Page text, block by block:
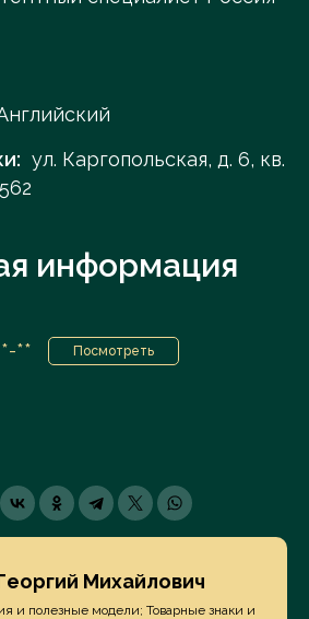
ул. Каргопольская, д. 6, кв.
информация
** Посмотреть
Михайлович
и полезные модели; Товарные знаки и